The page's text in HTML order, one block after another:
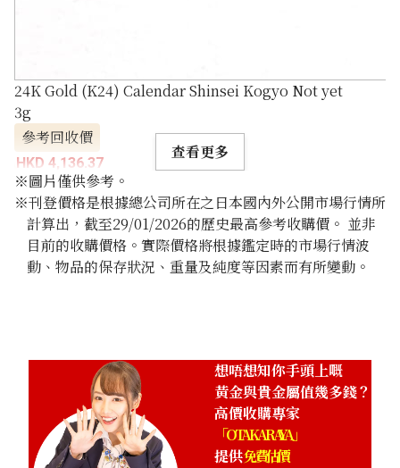
24K Gold (K24) Calendar Shinsei Kogyo Not yet
3g
參考回收價
HKD 4,136.37
查看更多
※圖片僅供參考。
※刊登價格是根據總公司所在之日本國內外公開市場行情所
計算出，截至29/01/2026的歷史最高參考收購價。 並非
目前的收購價格。實際價格將根據鑑定時的市場行情波
動、物品的保存狀況、重量及純度等因素而有所變動。
想唔想知你手頭上嘅
黃金與貴金屬值幾多錢？
高價收購專家
「OTAKARAYA」
提供免費估價